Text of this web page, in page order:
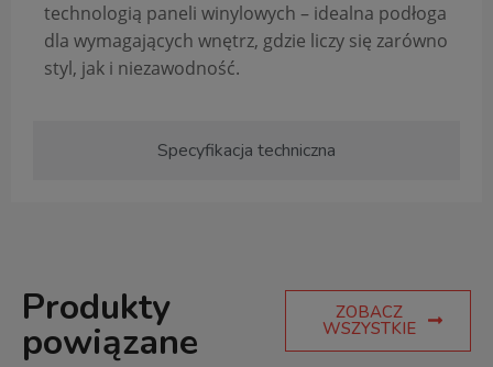
Specyfikacja techniczna
technologią paneli winylowych – idealna podłoga
dla wymagających wnętrz, gdzie liczy się zarówno
styl, jak i niezawodność.
Produkty
powiązane
ZOBACZ
WSZYSTKIE